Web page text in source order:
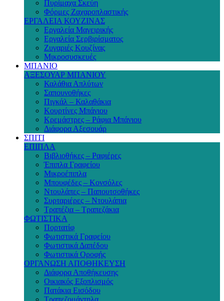
Πυρίμαχα Σκεύη
Φόρμες Ζαχαροπλαστικής
ΕΡΓΑΛΕΙΑ ΚΟΥΖΙΝΑΣ
Εργαλεία Μαγειρικής
Εργαλεία Σερβιρίσματος
Ζυγαριές Κουζίνας
Μικροσυσκευές
ΜΠΑΝΙΟ
ΑΞΕΣΟΥΑΡ ΜΠΑΝΙΟΥ
Καλάθια Απλύτων
Σαπουνοθήκες
Πιγκάλ – Καλαθάκια
Κουρτίνες Μπάνιου
Κρεμάστρες – Ράφια Μπάνιου
Διάφορα Αξεσουάρ
ΣΠΙΤΙ
ΕΠΙΠΛΑ
Βιβλιοθήκες – Ραφιέρες
Έπιπλα Γραφείου
Μικροέπιπλα
Μπουφέδες – Κονσόλες
Ντουλάπες – Παπουτσοθήκες
Συρταριέρες – Ντουλάπια
Τραπέζια – Τραπεζάκια
ΦΩΤΙΣΤΙΚΑ
Πορτατίφ
Φωτιστικά Γραφείου
Φωτιστικά Δαπέδου
Φωτιστικά Οροφής
ΟΡΓΑΝΩΣΗ ΑΠΟΘΗΚΕΥΣΗ
Διάφορα Αποθήκευσης
Οικιακός Εξοπλισμός
Πατάκια Εισόδου
Τραπεζομάντηλα